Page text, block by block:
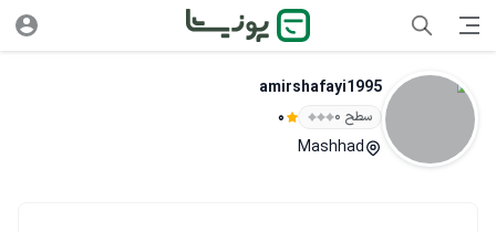
amirshafayi1995
سطح ۰ 0
Mashhad